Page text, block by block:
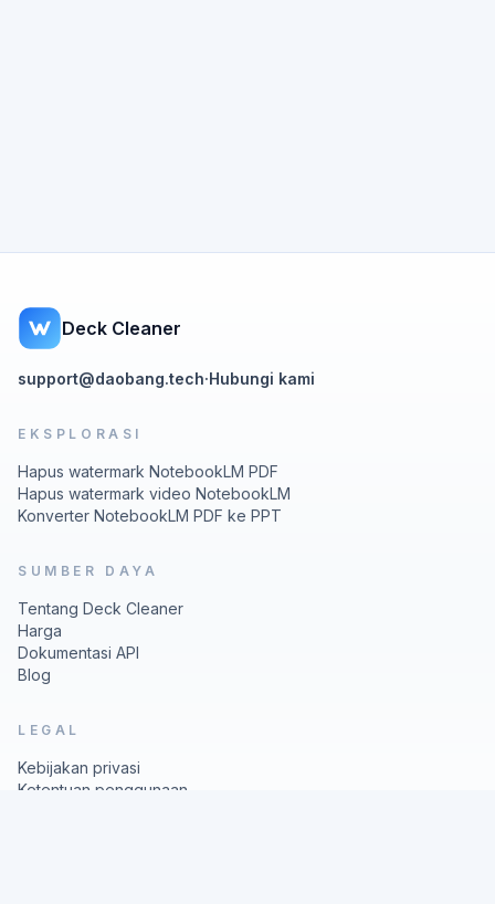
Deck Cleaner
support@daobang.tech·Hubungi kami
EKSPLORASI
Hapus watermark NotebookLM PDF
Hapus watermark video NotebookLM
Konverter NotebookLM PDF ke PPT
SUMBER DAYA
Tentang Deck Cleaner
Harga
Dokumentasi API
Blog
LEGAL
Kebijakan privasi
Ketentuan penggunaan